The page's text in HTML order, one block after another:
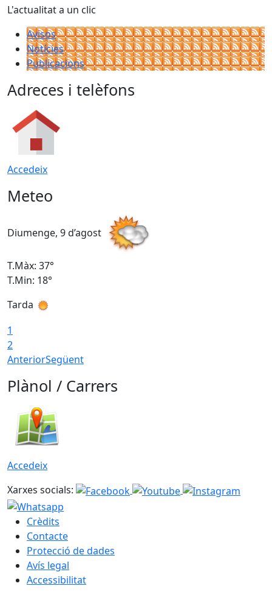
L'actualitat a un clic
Avisos
Notícies
Publicacions
Adreces i telèfons
Accedeix
Meteo
Diumenge, 9 d’agost
T.Màx: 37°
T.Min: 18°
Tarda
1
2
AnteriorSegüent
Plànol / Carrers
Accedeix
Xarxes socials:
Crèdits
Contacte
Protecció de dades
Avís legal
Accessibilitat